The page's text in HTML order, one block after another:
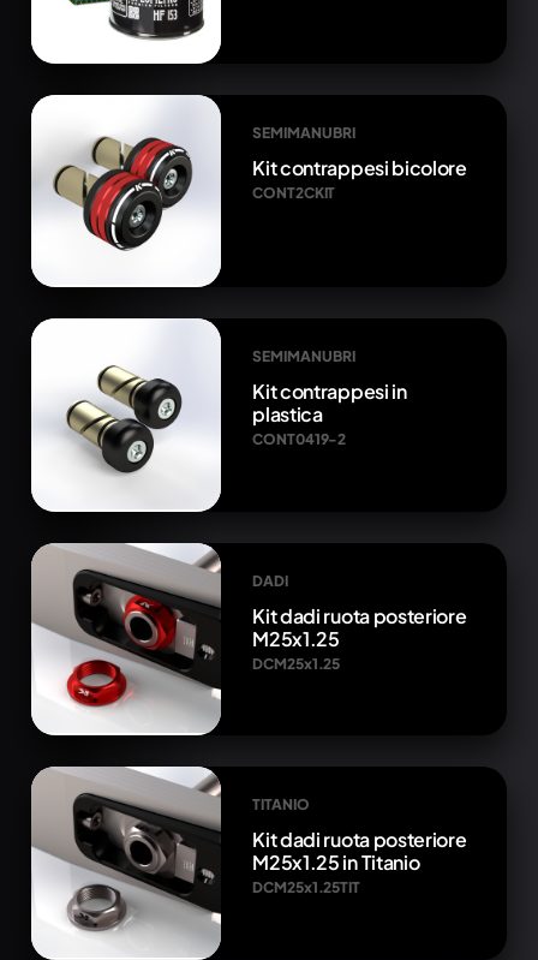
SEMIMANUBRI
Kit contrappesi bicolore
CONT2CKIT
SEMIMANUBRI
Kit contrappesi in
plastica
CONT0419-2
DADI
Kit dadi ruota posteriore
M25x1.25
DCM25x1.25
TITANIO
Kit dadi ruota posteriore
M25x1.25 in Titanio
DCM25x1.25TIT